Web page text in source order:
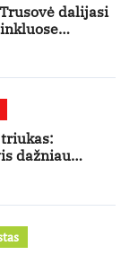
dalijasi
lašišos salotų
dažniau